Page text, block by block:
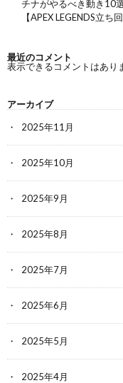
チナがやるべき動き10
【APEX LEGENDS立ち
最近のコメント
表示できるコメントはあり
アーカイブ
2025年11月
2025年10月
2025年9月
2025年8月
2025年7月
2025年6月
2025年5月
2025年4月